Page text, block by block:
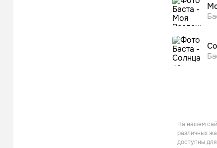
На нашем
различных
доступны